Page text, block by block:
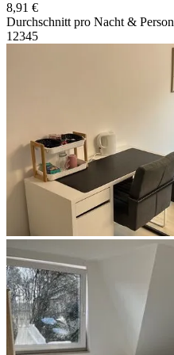
8,91 €
Durchschnitt pro Nacht & Person
1 2345